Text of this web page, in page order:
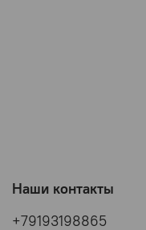
Наши контакты
+79193198865